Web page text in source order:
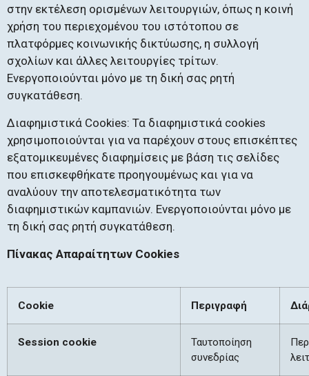
στην εκτέλεση ορισμένων λειτουργιών, όπως η κοινή
χρήση του περιεχομένου του ιστότοπου σε
πλατφόρμες κοινωνικής δικτύωσης, η συλλογή
σχολίων και άλλες λειτουργίες τρίτων.
Ενεργοποιούνται μόνο με τη δική σας ρητή
συγκατάθεση.
Διαφημιστικά Cookies: Τα διαφημιστικά cookies
χρησιμοποιούνται για να παρέχουν στους επισκέπτες
εξατομικευμένες διαφημίσεις με βάση τις σελίδες
που επισκεφθήκατε προηγουμένως και για να
αναλύουν την αποτελεσματικότητα των
διαφημιστικών καμπανιών. Ενεργοποιούνται μόνο με
τη δική σας ρητή συγκατάθεση.
Πίνακας Απαραίτητων Cookies
Cookie Περιγραφή
Session cookie
Ταυτοποίηση
συνεδρίας